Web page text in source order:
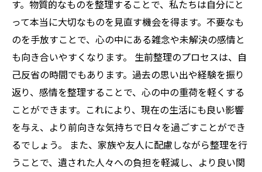
す。物質的なものを整理することで、私たちは自分にと
って本当に大切なものを見直す機会を得ます。不要なも
のを手放すことで、心の中にある雑念や未解決の感情と
も向き合いやすくなります。 生前整理のプロセスは、自
己反省の時間でもあります。過去の思い出や経験を振り
返り、感情を整理することで、心の中の重荷を軽くする
ことができます。これにより、現在の生活にも良い影響
を与え、より前向きな気持ちで日々を過ごすことができ
るでしょう。 また、家族や友人に配慮しながら整理を行
うことで、遺された人々への負担を軽減し、より良い関